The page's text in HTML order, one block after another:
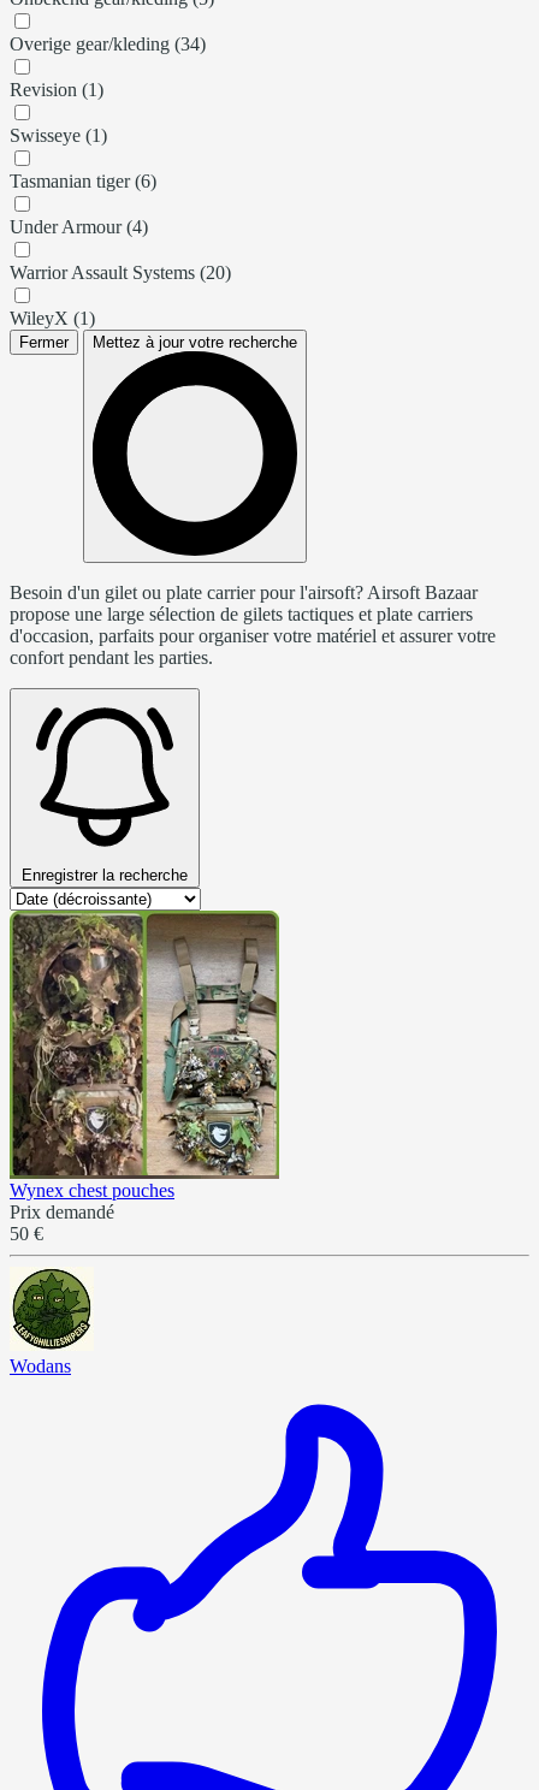
Overige gear/kleding (34)
Revision (1)
Swisseye (1)
Tasmanian tiger (6)
Under Armour (4)
Warrior Assault Systems (20)
WileyX (1)
Fermer Mettez à jour votre recherche
Besoin d'un gilet ou plate carrier pour l'airsoft? Airsoft Bazaar
propose une large sélection de gilets tactiques et plate carriers
d'occasion, parfaits pour organiser votre matériel et assurer votre
confort pendant les parties.
Enregistrer la recherche
Wynex chest pouches
Prix demandé
50 €
Wodans